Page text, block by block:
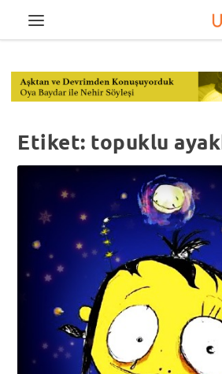
Etiket: topuklu